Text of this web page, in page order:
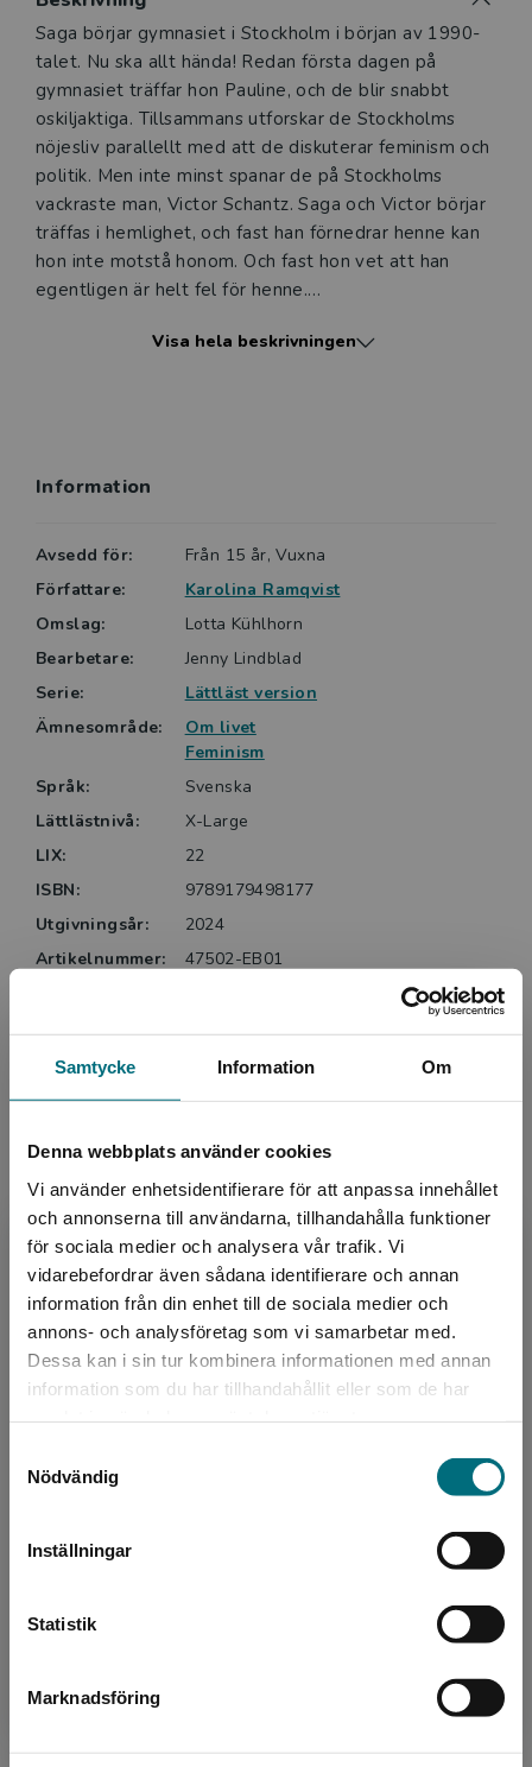
Samtycke Information Om
Denna webbplats använder cookies
Vi använder enhetsidentifierare för att anpassa innehållet
och annonserna till användarna, tillhandahålla funktioner
för sociala medier och analysera vår trafik. Vi
vidarebefordrar även sådana identifierare och annan
information från din enhet till de sociala medier och
annons- och analysföretag som vi samarbetar med.
Dessa kan i sin tur kombinera informationen med annan
information som du har tillhandahållit eller som de har
Nödvändig
Inställningar
Statistik
Marknadsföring
Begränsad fraktregion
Det verkar som att du besöker
Sverige. För att kunna slutföra ett köp måste
Beskrivning
Saga börjar gymnasiet i Stockholm i början av 1990-
talet. Nu ska allt hända! Redan första dagen på
gymnasiet träffar hon Pauline, och de blir snabbt
oskiljaktiga. Tillsammans utforskar de Stockholms
nöjesliv parallellt med att de diskuterar feminism och
politik. Men inte minst spanar de på Stockholms
vackraste man, Victor Schantz. Saga och Victor börjar
träffas i hemlighet, och fast han förnedrar henne kan
hon inte motstå honom. Och fast hon vet att han
egentligen är helt fel för henne.
Alltings början är en skildring av vuxenblivande och
vem hon själv vill vara.
Karolina Ramqvist har fått stor uppskattning för
till årets Stockholm läser-bok 2024.
Visa hela beskrivningen
Information
Avsedd för:
Från 15 år, Vuxna
Författare:
Karolina Ramqvist
Omslag:
Lotta Kühlhorn
Bearbetare:
Jenny Lindblad
Serie:
Lättläst version
Ämnesområde:
Om livet
Feminism
Språk:
Svenska
Lättlästnivå:
X-Large
LIX:
22
ISBN:
9789179498177
Utgivningsår:
2024
Artikelnummer:
47502-EB01
Upphovspersoner
Författare
Karolina Ramqvist
Stockholm, har en lång bakgrund som redaktör,
förläggare och skribent inom lättläst. Hon har